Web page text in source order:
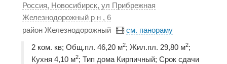
Россия, Новосибирск, ул Прибрежная
Железнодорожный р н , 6
район Железнодорожный
см. панораму
2 ком. кв; Общ.пл. 46,20 м2; Жил.пл. 29,80 м2;
Кухня 4,10 м2; Тип дома Кирпичный; Срок сдачи